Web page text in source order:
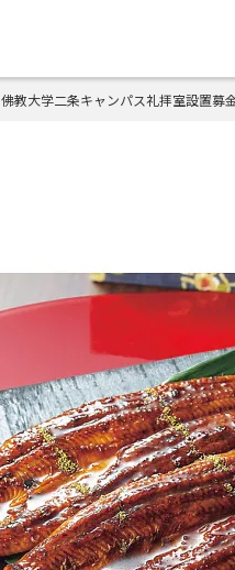
佛教大学二条キャンパス礼拝室設置募